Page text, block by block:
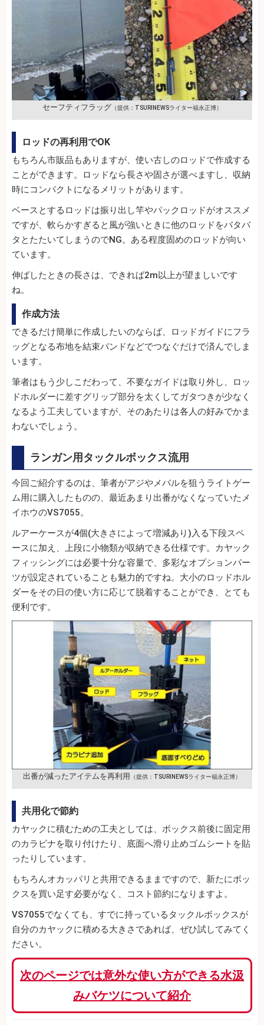
セーフティフラッグ （提供：TSURINEWSライター福永正博）
ロッドの再利用でOK
もちろん市販品もありますが、使い古しのロッドで作成する
ことができます。ロッドなら長さや固さが選べますし、収納
時にコンパクトになるメリットがあります。
ベースとするロッドは振り出し竿やパックロッドがオススメ
ですが、軟らかすぎると風が強いときに他のロッドをバタバ
タとたたいてしまうのでNG。ある程度固めのロッドが向い
ています。
伸ばしたときの長さは、できれば2m以上が望ましいです
ね。
作成方法
できるだけ簡単に作成したいのならば、ロッドガイドにフラ
ッグとなる布地を結束バンドなどでつなぐだけで済んでしま
います。
筆者はもう少しこだわって、不要なガイドは取り外し、ロッ
ドホルダーに差すグリップ部分を太くしてガタつきが少なく
なるよう工夫していますが、そのあたりは各人の好みでかま
わないでしょう。
ランガン用タックルボックス流用
今回ご紹介するのは、筆者がアジやメバルを狙うライトゲー
ム用に購入したものの、最近あまり出番がなくなっていたメ
イホウのVS7055。
ルアーケースが4個(大きさによって増減あり)入る下段スペ
ースに加え、上段に小物類が収納できる仕様です。カヤック
フィッシングには必要十分な容量で、多彩なオプションパー
ツが設定されていることも魅力的ですね。大小のロッドホル
ダーをその日の使い方に応じて脱着することができ、とても
便利です。
出番が減ったアイテムを再利用 （提供：TSURINEWSライター福永正博）
共用化で節約
カヤックに積むための工夫としては、ボックス前後に固定用
のカラビナを取り付けたり、底面へ滑り止めゴムシートを貼
ったりしています。
もちろんオカッパリと共用できるままですので、新たにボッ
クスを買い足す必要がなく、コスト節約になりますよ。
VS7055でなくても、すでに持っているタックルボックスが
自分のカヤックに積める大きさであれば、ぜひ試してみてく
ださい。
次のページでは意外な使い方ができる水汲
みバケツについて紹介